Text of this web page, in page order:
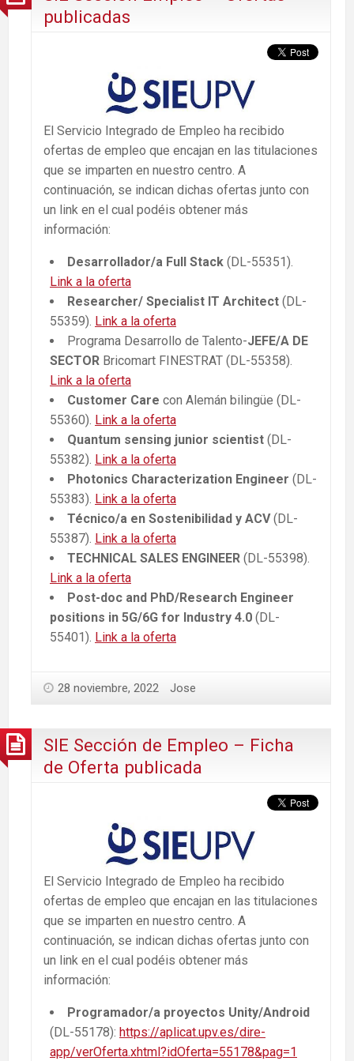
publicadas
El Servicio Integrado de Empleo ha recibido
ofertas de empleo que encajan en las titulaciones
que se imparten en nuestro centro. A
continuación, se indican dichas ofertas junto con
un link en el cual podéis obtener más
información:
Desarrollador/a Full Stack (DL-55351).
Link a la oferta
Researcher/ Specialist IT Architect (DL-
55359). Link a la oferta
Programa Desarrollo de Talento-JEFE/A DE
SECTOR Bricomart FINESTRAT (DL-55358).
Link a la oferta
Customer Care con Alemán bilingüe (DL-
55360). Link a la oferta
Quantum sensing junior scientist (DL-
55382). Link a la oferta
Photonics Characterization Engineer (DL-
55383). Link a la oferta
Técnico/a en Sostenibilidad y ACV(DL-
55387). Link a la oferta
TECHNICAL SALES ENGINEER (DL-55398).
Link a la oferta
Post-doc and PhD/Research Engineer
positions in 5G/6G for Industry 4.0 (DL-
55401). Link a la oferta
28 noviembre, 2022 Jose
SIE Sección de Empleo – Ficha
de Oferta publicada
El Servicio Integrado de Empleo ha recibido
ofertas de empleo que encajan en las titulaciones
que se imparten en nuestro centro. A
continuación, se indican dichas ofertas junto con
un link en el cual podéis obtener más
información:
Programador/a proyectos Unity/Android
(DL-55178): https://aplicat.upv.es/dire-
app/verOferta.xhtml?idOferta=55178&pag=1